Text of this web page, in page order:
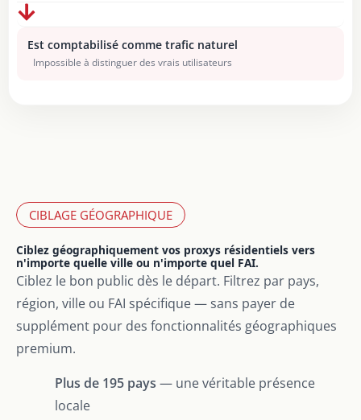
Est comptabilisé comme trafic naturel
Impossible à distinguer des vrais utilisateurs
CIBLAGE GÉOGRAPHIQUE
Ciblez géographiquement vos proxys résidentiels vers
n'importe quelle ville ou n'importe quel FAI.
Ciblez le bon public dès le départ. Filtrez par pays,
région, ville ou FAI spécifique — sans payer de
supplément pour des fonctionnalités géographiques
premium.
Plus de 195 pays — une véritable présence
locale